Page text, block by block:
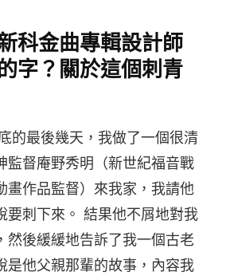
科金曲專輯設計師
字？關於這個刺青
的最後幾天，我做了一個很清
監督庵野秀明（新世紀福音戰
畫作品監督）來我家，我請他
要刺下來。 結果他不屑地對我
然後緩緩地告訴了我一個古老
是他父親那輩的故事，內容我